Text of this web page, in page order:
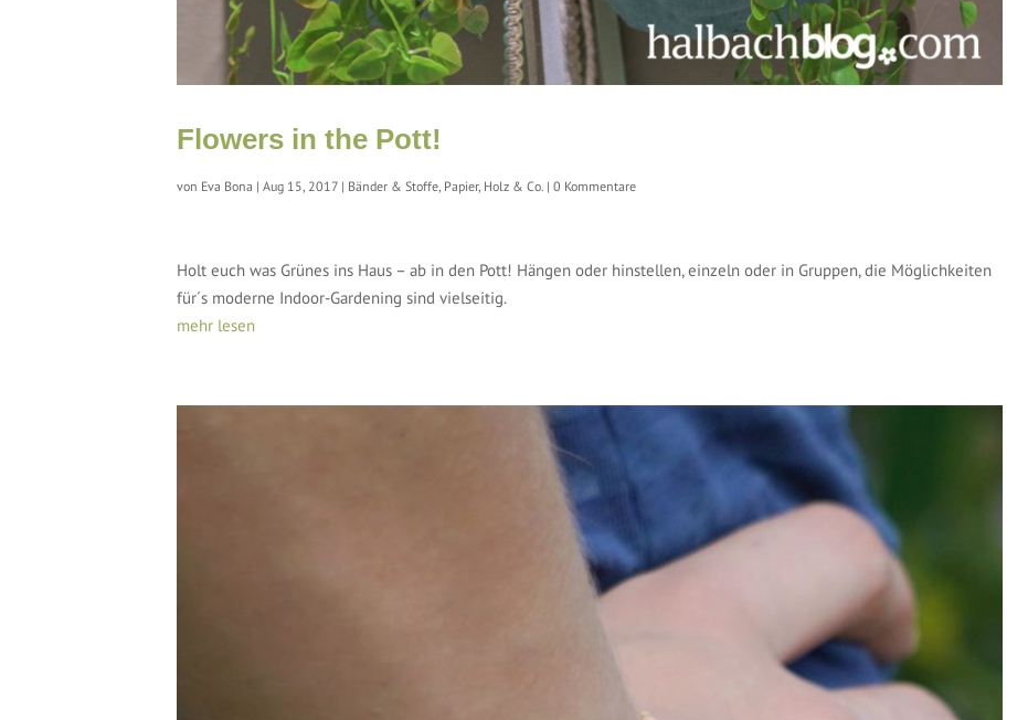
Flowers in the Pott!
von Eva Bona | Aug 15, 2017 | Bänder & Stoffe, Papier, Holz & Co. | 0 Kommentare
Holt euch was Grünes ins Haus – ab in den Pott! Hängen oder hinstellen, einzeln oder in Gruppen, die Möglichkeiten
für´s moderne Indoor-Gardening sind vielseitig.
mehr lesen